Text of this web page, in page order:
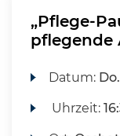
„Pflege-
pflegende
Datum: Do.
Uhrzeit: